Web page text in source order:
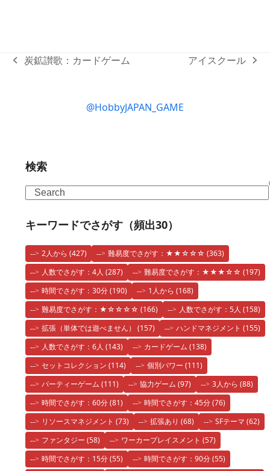
previous
炭鉱讃歌：カードゲーム
next
アイスクール
@HobbyJAPAN_GAME
検索
Search
キーワードでさがす（頻出30）
2人から (427) 難易度でさがす：★★☆☆☆ (363)
人数でさがす：4人 (287) 難易度でさがす：★★★☆☆ (197)
時間でさがす：30分(190) 1人から (168)
難易度でさがす：★☆☆☆☆ (166) 人数でさがす：5人 (158)
拡張（単体では遊べません） (157) ハンドマネジメント (155)
人数でさがす：6人 (143) カードゲーム (138)
セットコレクション (114) 個別パワー (111)
パーティーゲーム (111) 協力ゲーム (97) 3人から (88)
時間でさがす：60分(81) 時間でさがす：45分(76)
リソースマネジメント (73) 拡張あり (68) SFテーマ (62)
ファンタジー (58) ワーカープレイスメント (57)
時間でさがす：15分(55) 時間でさがす：90分(55)